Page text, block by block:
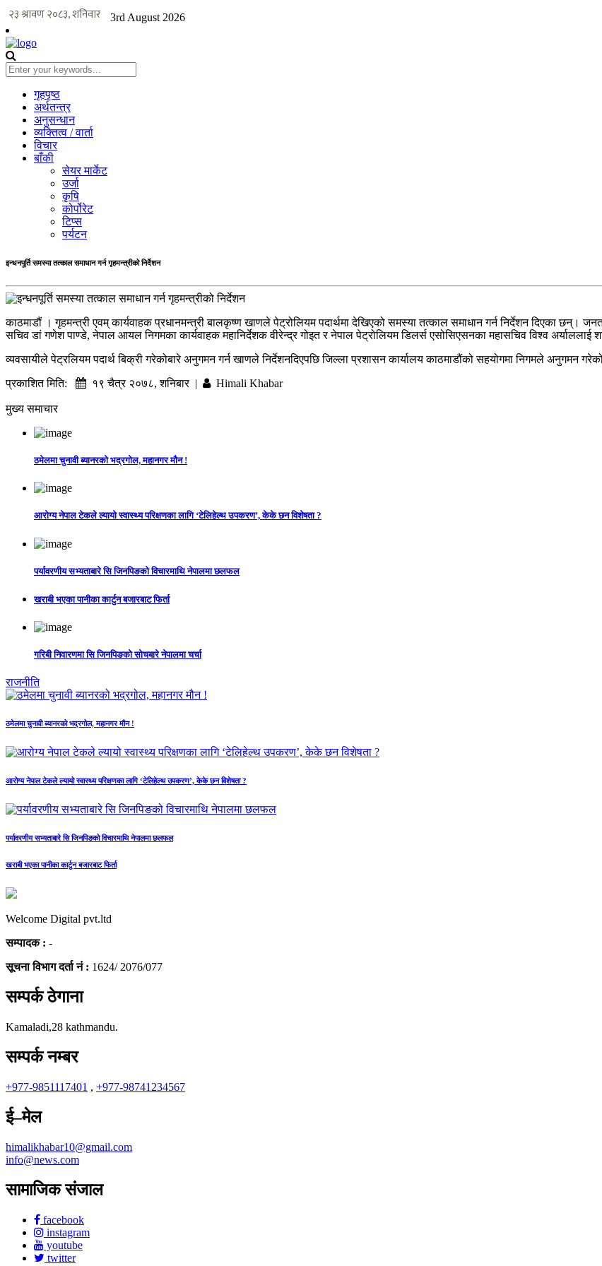
3rd August 2026
गृहपृष्ठ
अर्थतन्त्र
अनुसन्धान
व्यक्तित्व / वार्ता
विचार
बाँकी
सेयर मार्केट
उर्जा
कृषि
कोर्पोरेट
टिप्स
पर्यटन
इन्धनपूर्ति समस्या तत्काल समाधान गर्न गृहमन्त्रीको निर्देशन
काठमाडौं । गृहमन्त्री एवम् कार्यवाहक प्रधानमन्त्री बालकृष्ण खाणले पेट्रोलियम पदार्थमा देखिएको समस्या तत्काल समाधान गर्न निर्देशन दिएका छन्।
सचिव डां गणेश पाण्डे, नेपाल आयल निगमका कार्यवाहक महानिर्देशक वीरेन्द्र गोइत र नेपाल पेट्रोलियम डिलर्स एसोसिएसनका महासचिव विश्व अर्याललाई
व्यवसायीले पेट्रलियम पदार्थ बिक्री गरेकोबारे अनुगमन गर्न खाणले निर्देशनदिएपछि जिल्ला प्रशासन कार्यालय काठमाडौंको सहयोगमा निगमले अनुगमन
प्रकाशित मिति:
१९ चैत्र २०७८, शनिबार | Himali Khabar
मुख्य समाचार
ठमेलमा चुनावी ब्यानरको भद्रगोल, महानगर मौन !
आरोग्य नेपाल टेकले ल्यायो स्वास्थ्य परिक्षणका लागि ‘टेलिहेल्थ उपकरण’, केके छन विशेषता ?
पर्यावरणीय सभ्यताबारे सि जिनपिङको विचारमाथि नेपालमा छलफल
खराबी भएका पानीका कार्टुन बजारबाट फिर्ता
गरिबी निवारणमा सि जिनपिङको सोचबारे नेपालमा चर्चा
राजनीति
ठमेलमा चुनावी ब्यानरको भद्रगोल, महानगर मौन !
आरोग्य नेपाल टेकले ल्यायो स्वास्थ्य परिक्षणका लागि ‘टेलिहेल्थ उपकरण’, केके छन विशेषता ?
पर्यावरणीय सभ्यताबारे सि जिनपिङको विचारमाथि नेपालमा छलफल
खराबी भएका पानीका कार्टुन बजारबाट फिर्ता
Welcome Digital pvt.ltd
सम्पादक : -
सूचना विभाग दर्ता नं : 1624/ 2076/077
सम्पर्क ठेगाना
Kamaladi,28 kathmandu.
सम्पर्क नम्बर
+977-9851117401 , +977-98741234567
ई–मेल
himalikhabar10@gmail.com
info@news.com
सामाजिक संजाल
facebook
instagram
youtube
twitter